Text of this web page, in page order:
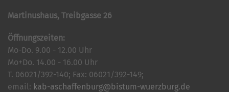
Martinushaus, Treibgasse 26
Öffnungszeiten:
Mo-Do. 9.00 - 12.00 Uhr
Mo+Do. 14.00 - 16.00 Uhr
T. 06021/392-140; Fax: 06021/392-149;
email: kab-aschaffenburg@bistum-wuerzburg.de